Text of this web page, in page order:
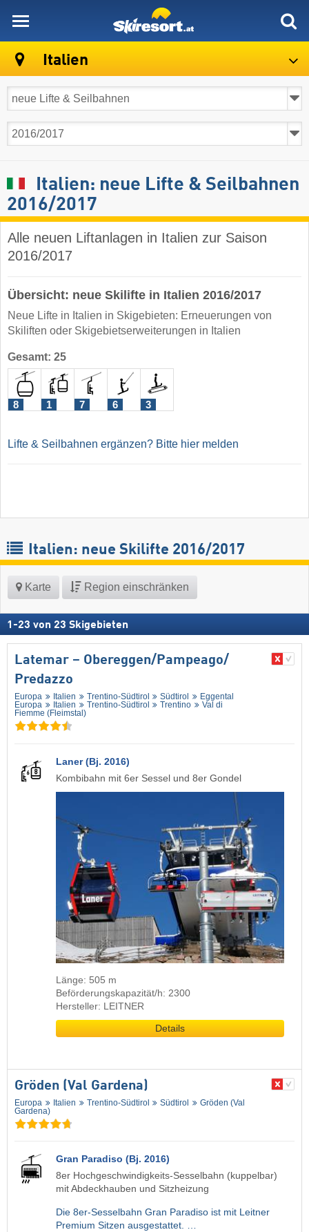
Italien
Italien: neue Lifte & Seilbahnen
2016/2017
Alle neuen Liftanlagen in Italien zur Saison
2016/2017
Übersicht: neue Skilifte in Italien 2016/2017
Neue Lifte in Italien in Skigebieten: Erneuerungen von
Skiliften oder Skigebietserweiterungen in Italien
Gesamt: 25
8 1 7 6 3
Lifte & Seilbahnen ergänzen? Bitte hier melden
Italien: neue Skilifte 2016/2017
Karte Region einschränken
1 -23 von 23 Skigebieten
Latemar – Obereggen/​Pampeago/​
Predazzo
Europa Italien Trentino-Südtirol Südtirol
Eggental
Europa
Italien Trentino-Südtirol Trentino
Val di
Fiemme (Fleimstal)
Laner (Bj. 2016)
Kombibahn mit 6er Sessel und 8er Gondel
Länge: 505 m
Beförderungskapazität/h: 2300
Hersteller: LEITNER
Details
Gröden (Val Gardena)
Europa Italien Trentino-Südtirol Südtirol
Gröden (Val
Gardena)
Gran Paradiso (Bj. 2016)
8er Hochgeschwindigkeits-Sesselbahn (kuppelbar)
mit Abdeckhauben und Sitzheizung
Die 8er-Sesselbahn Gran Paradiso ist mit Leitner
Premium Sitzen ausgestattet. …